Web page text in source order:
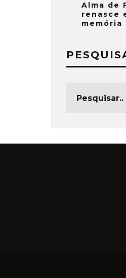
Alma de
renasce
memória